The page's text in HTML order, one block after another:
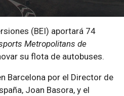
(BEI) aportará 74
Metropolitans de
su flota de autobuses.
Barcelona por el Director de
Joan Basora, y el